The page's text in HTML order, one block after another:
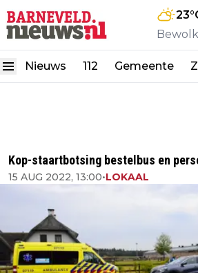
23
Nieuws 112 Gemeente
Kop-staartbotsing bestelbus en
15 AUG 2022, 13:00•LOKAAL